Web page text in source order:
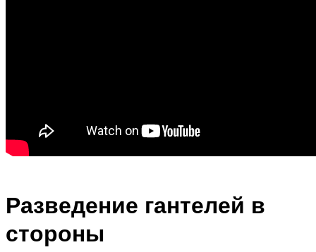
Разведение гантелей в
стороны